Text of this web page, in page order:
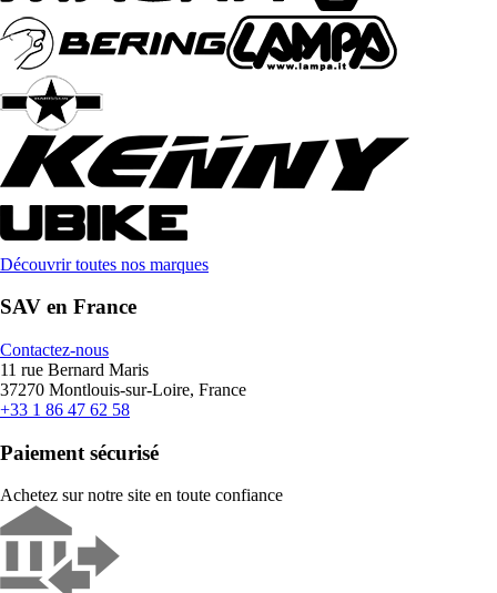
Découvrir toutes nos marques
SAV en France
Contactez-nous
11 rue Bernard Maris
37270 Montlouis-sur-Loire, France
+33 1 86 47 62 58
Paiement sécurisé
Achetez sur notre site en toute confiance